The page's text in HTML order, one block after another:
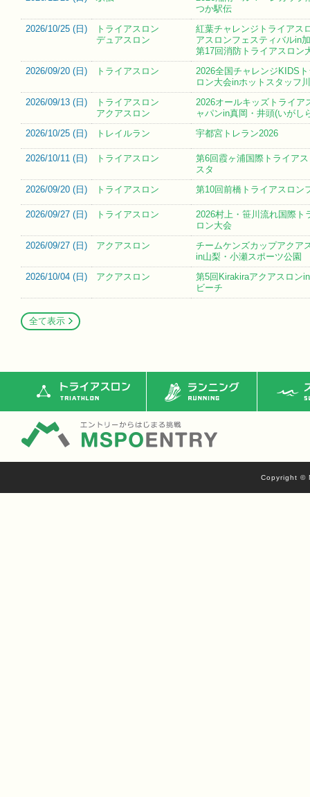
つか駅伝
2026/10/25 (日 )
トライアスロン
デュアスロン
紅葉チャレンジトライアス
アスロンフェスティバルin
第17回消防トライアスロン
2026/09/20 (日 ) トライアスロン
2026全国チャレンジKIDS
ロン大会inホットスタッフ
2026/09/13 (日 )
トライアスロン
アクアスロン
2026オールキッズトライア
ャパンin真岡・井頭(いがし
2026/10/25 (日 ) トレイルラン 宇都宮トレラン2026
2026/10/11 (日 ) トライアスロン
第6回霞ヶ浦国際トライア
スタ
2026/09/20 (日 ) トライアスロン 第10回前橋トライアスロン
2026/09/27 (日 ) トライアスロン
2026村上・笹川流れ国際ト
ロン大会
2026/09/27 (日 ) アクアスロン
チームケンズカップアクア
in山梨・小瀬スポーツ公園
2026/10/04 (日 ) アクアスロン
第5回Kirakiraアクアスロン
ビーチ
全て表示
トライアスロン ランニング ス
Copyright ©